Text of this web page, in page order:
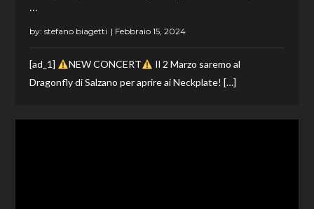
…
by:stefano biagetti
[ad_1] NEW CONCERT
Il 2 Marzo saremo al
Dragonfly di Salzano per aprire ai Neckplate! […]